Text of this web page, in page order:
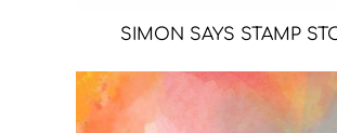
SIMON SAYS STAMP